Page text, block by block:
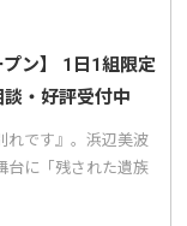
プン】 1日1組限定
・好評受付中
れです』。浜辺美波
台に「残された遺族